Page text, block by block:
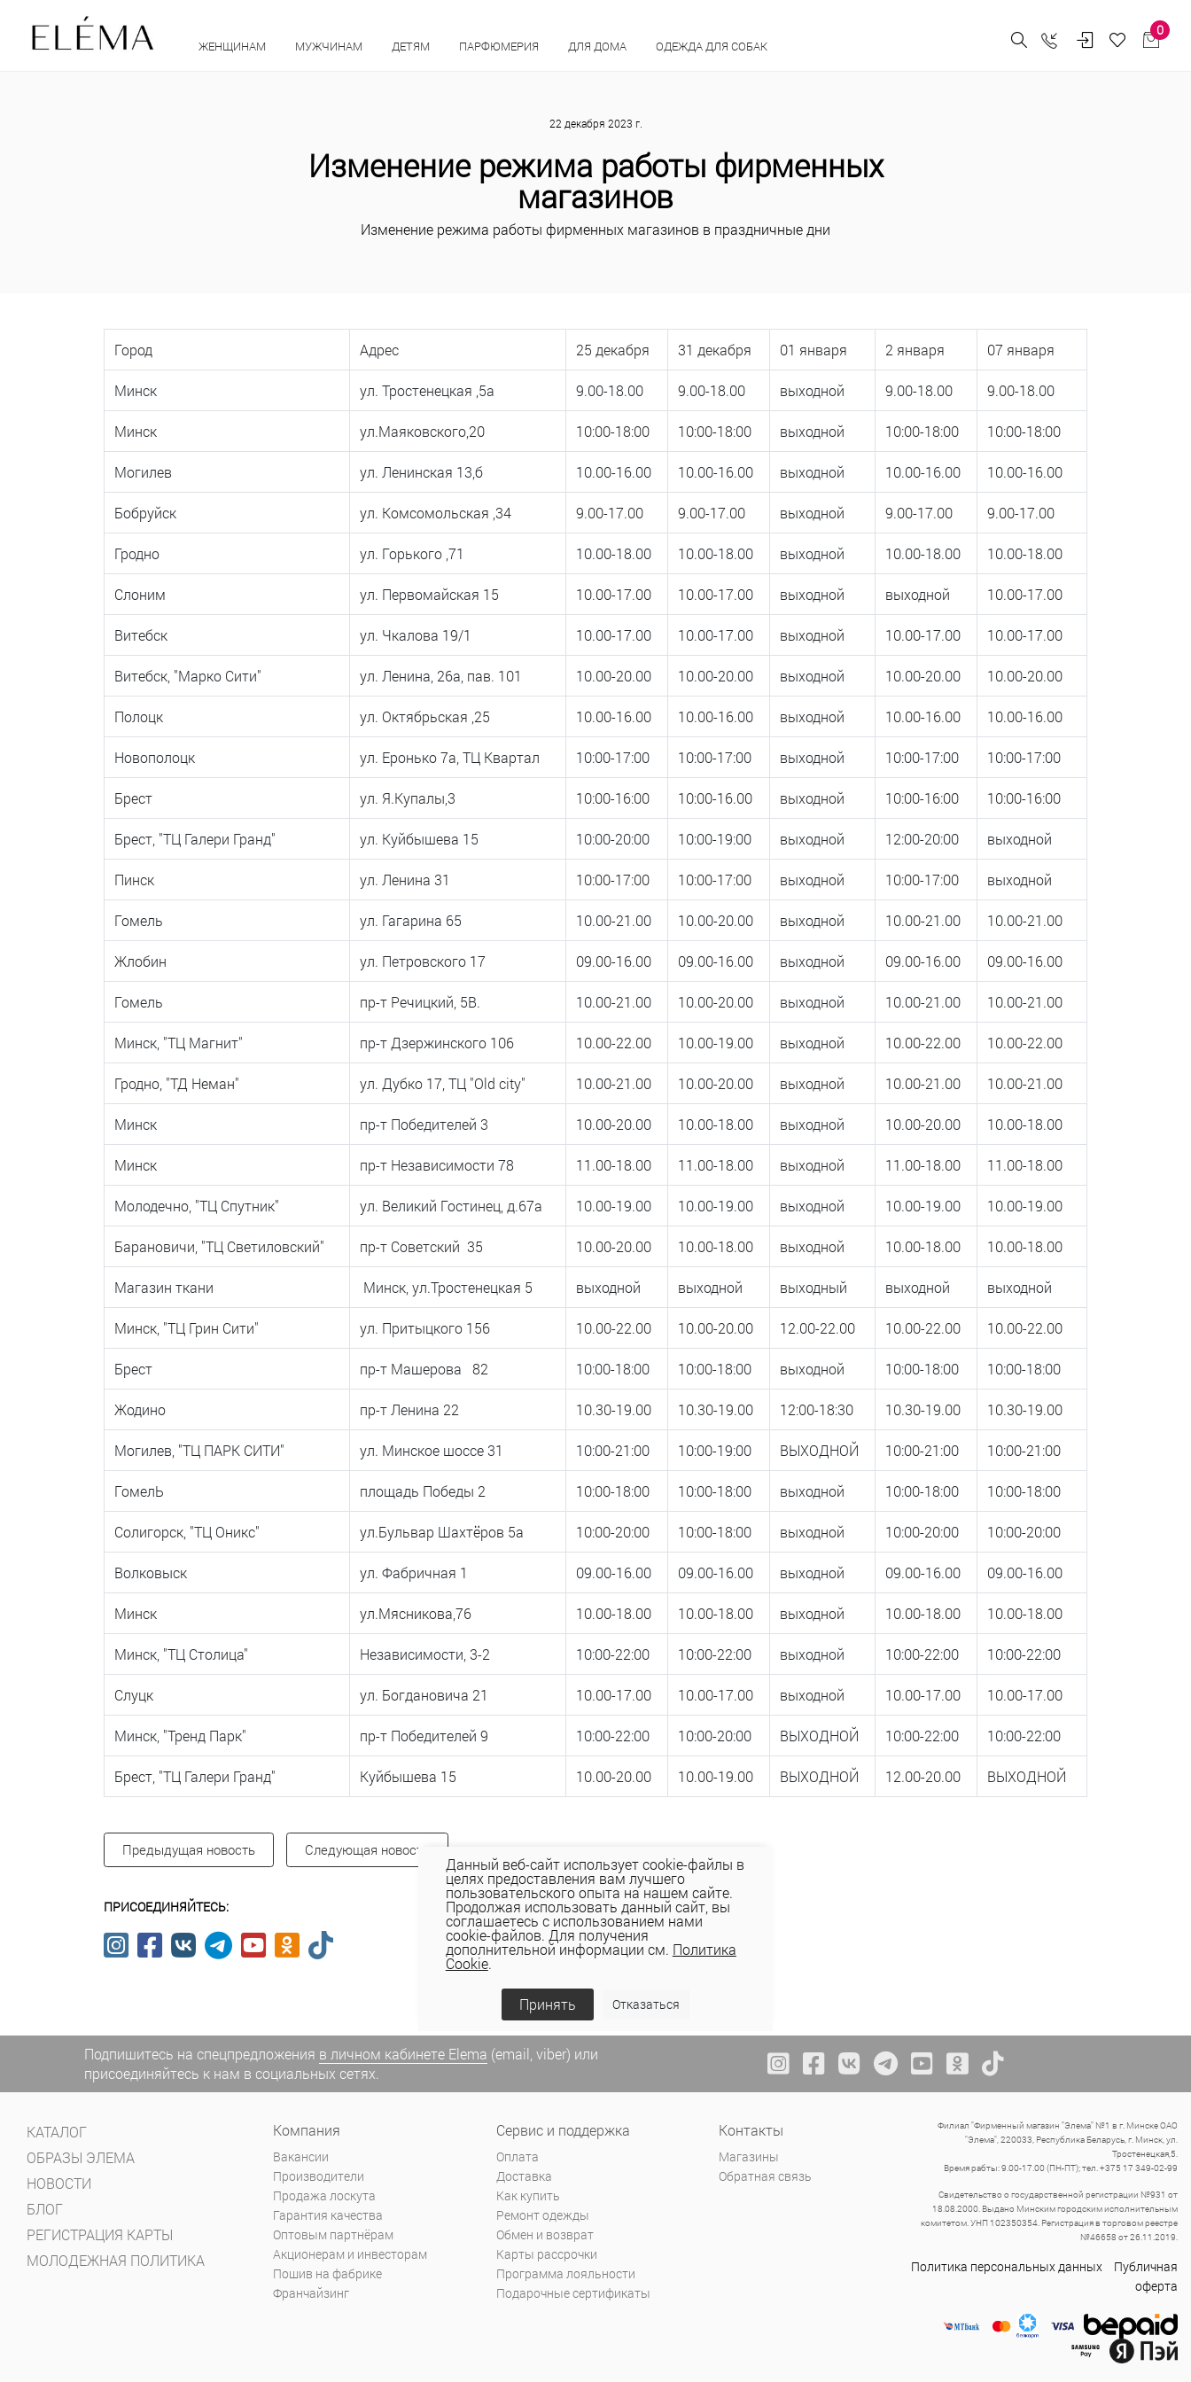
ЖЕНЩИНАМ МУЖЧИНАМ ДЕТЯМ ПАРФЮМЕРИЯ ДЛЯ ДОМА ОДЕЖДА ДЛЯ СОБАК
0
22 декабря 2023 г.
Изменение режима работы фирменных
магазинов
Изменение режима работы фирменных магазинов в праздничные дни
Город Адрес 25 декабря 31 декабря 01 января 2 января 07 января
Минск ул. Тростенецкая ,5а 9.00-18.00 9.00-18.00 выходной 9.00-18.00 9.00-18.00
Минск ул.Маяковского,20 10:00-18:00 10:00-18:00 выходной 10:00-18:00 10:00-18:00
Могилев ул. Ленинская 13,б 10.00-16.00 10.00-16.00 выходной 10.00-16.00 10.00-16.00
Бобруйск ул. Комсомольская ,34 9.00-17.00 9.00-17.00 выходной 9.00-17.00 9.00-17.00
Гродно ул. Горького ,71 10.00-18.00 10.00-18.00 выходной 10.00-18.00 10.00-18.00
Слоним ул. Первомайская 15 10.00-17.00 10.00-17.00 выходной выходной 10.00-17.00
Витебск ул. Чкалова 19/1 10.00-17.00 10.00-17.00 выходной 10.00-17.00 10.00-17.00
Витебск, "Марко Сити" ул. Ленина, 26а, пав. 101 10.00-20.00 10.00-20.00 выходной 10.00-20.00 10.00-20.00
Полоцк ул. Октябрьская ,25 10.00-16.00 10.00-16.00 выходной 10.00-16.00 10.00-16.00
Новополоцк ул. Еронько 7а, ТЦ Квартал 10:00-17:00 10:00-17:00 выходной 10:00-17:00 10:00-17:00
Брест ул. Я.Купалы,3 10:00-16:00 10:00-16.00 выходной 10:00-16:00 10:00-16:00
Брест, "ТЦ Галери Гранд" ул. Куйбышева 15 10:00-20:00 10:00-19:00 выходной 12:00-20:00 выходной
Пинск ул. Ленина 31 10:00-17:00 10:00-17:00 выходной 10:00-17:00 выходной
Гомель ул. Гагарина 65 10.00-21.00 10.00-20.00 выходной 10.00-21.00 10.00-21.00
Жлобин ул. Петровского 17 09.00-16.00 09.00-16.00 выходной 09.00-16.00 09.00-16.00
Гомель пр-т Речицкий, 5В. 10.00-21.00 10.00-20.00 выходной 10.00-21.00 10.00-21.00
Минск, "ТЦ Магнит" пр-т Дзержинского 106 10.00-22.00 10.00-19.00 выходной 10.00-22.00 10.00-22.00
Гродно, "ТД Неман" ул. Дубко 17, ТЦ "Old city" 10.00-21.00 10.00-20.00 выходной 10.00-21.00 10.00-21.00
Минск пр-т Победителей 3 10.00-20.00 10.00-18.00 выходной 10.00-20.00 10.00-18.00
Минск пр-т Независимости 78 11.00-18.00 11.00-18.00 выходной 11.00-18.00 11.00-18.00
Молодечно, "ТЦ Спутник" ул. Великий Гостинец, д.67а 10.00-19.00 10.00-19.00 выходной 10.00-19.00 10.00-19.00
Барановичи, "ТЦ Светиловский" пр-т Советский 35 10.00-20.00 10.00-18.00 выходной 10.00-18.00 10.00-18.00
Магазин ткани Минск, ул.Тростенецкая 5 выходной выходной выходный выходной выходной
Минск, "ТЦ Грин Сити" ул. Притыцкого 156 10.00-22.00 10.00-20.00 12.00-22.00 10.00-22.00 10.00-22.00
Брест пр-т Машерова 82 10:00-18:00 10:00-18:00 выходной 10:00-18:00 10:00-18:00
Жодино пр-т Ленина 22 10.30-19.00 10.30-19.00 12:00-18:30 10.30-19.00 10.30-19.00
Могилев, "ТЦ ПАРК СИТИ" ул. Минское шоссе 31 10:00-21:00 10:00-19:00 ВЫХОДНОЙ 10:00-21:00 10:00-21:00
ГомелЬ площадь Победы 2 10:00-18:00 10:00-18:00 выходной 10:00-18:00 10:00-18:00
Солигорск, "ТЦ Оникс" ул.Бульвар Шахтёров 5а 10:00-20:00 10:00-18:00 выходной 10:00-20:00 10:00-20:00
Волковыск ул. Фабричная 1 09.00-16.00 09.00-16.00 выходной 09.00-16.00 09.00-16.00
Минск ул.Мясникова,76 10.00-18.00 10.00-18.00 выходной 10.00-18.00 10.00-18.00
Минск, "ТЦ Столица" Независимости, 3-2 10:00-22:00 10:00-22:00 выходной 10:00-22:00 10:00-22:00
Слуцк ул. Богдановича 21 10.00-17.00 10.00-17.00 выходной 10.00-17.00 10.00-17.00
Минск, "Тренд Парк" пр-т Победителей 9 10:00-22:00 10:00-20:00 ВЫХОДНОЙ 10:00-22:00 10:00-22:00
Брест, "ТЦ Галери Гранд" Куйбышева 15 10.00-20.00 10.00-19.00 ВЫХОДНОЙ 12.00-20.00 ВЫХОДНОЙ
Предыдущая новость Следующая новость
ПРИСОЕДИНЯЙТЕСЬ:
Подпишитесь на спецпредложения в личном кабинете Elema (email, viber) или
присоединяйтесь к нам в социальных сетях.
КАТАЛОГ
ОБРАЗЫ ЭЛЕМА
НОВОСТИ
БЛОГ
РЕГИСТРАЦИЯ КАРТЫ
МОЛОДЕЖНАЯ ПОЛИТИКА
Компания
Вакансии
Производители
Продажа лоскута
Гарантия качества
Оптовым партнёрам
Акционерам и инвесторам
Пошив на фабрике
Франчайзинг
Сервис и поддержка
Оплата
Доставка
Как купить
Ремонт одежды
Обмен и возврат
Карты рассрочки
Программа лояльности
Подарочные сертификаты
Контакты
Магазины
Обратная связь
Филиал "Фирменный магазин "Элема" №1 в г. Минске ОАО
"Элема", 220033, Республика Беларусь, г. Минск, ул.
Тростенецкая,5.
Время рабты: 9.00-17.00 (ПН-ПТ); тел. +375 17 349-02-99
Свидетельство о государственной регистрации №931 от
18.08.2000. Выдано Минским городским исполнительным
комитетом. УНП 102350354. Регистрация в торговом реестре
№46658 от 26.11.2019.
Политика персональных данных
Публичная
оферта
Данный веб-сайт использует cookie-файлы в
целях предоставления вам лучшего
пользовательского опыта на нашем сайте.
Продолжая использовать данный сайт, вы
соглашаетесь с использованием нами
cookie-файлов. Для получения
дополнительной информации см. Политика
Cookie.
Принять Отказаться